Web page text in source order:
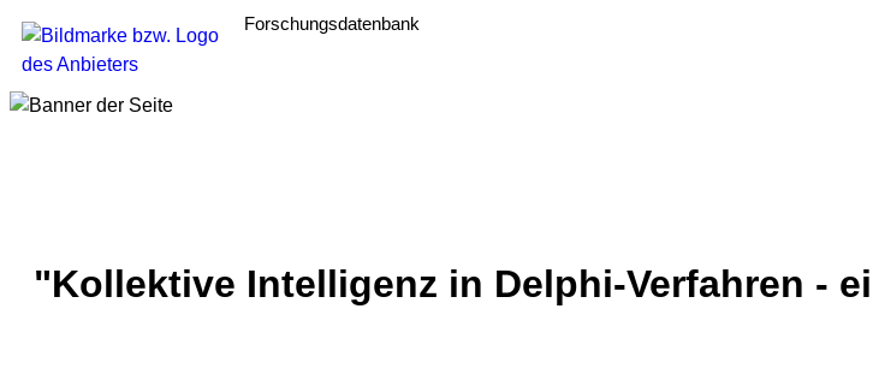
Forschungsdatenbank
"Kollektive Intelligenz in Delphi-Verfahren -